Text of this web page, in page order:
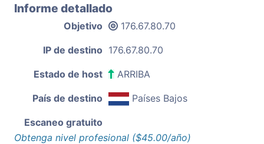
Informe detallado
Objetivo 176.67.80.70
IP de destino 176.67.80.70
Estado de host ARRIBA
País de destino Países Bajos
Escaneo gratuito
Obtenga nivel profesional ($45.00/año)